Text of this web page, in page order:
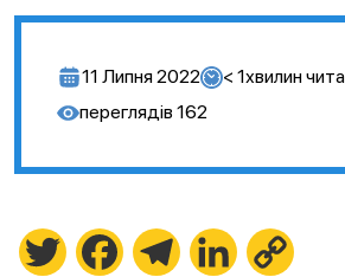
11 Липня 2022 < 1хвилин
переглядів 162
Twitter FacebookTelegramLinkedIn